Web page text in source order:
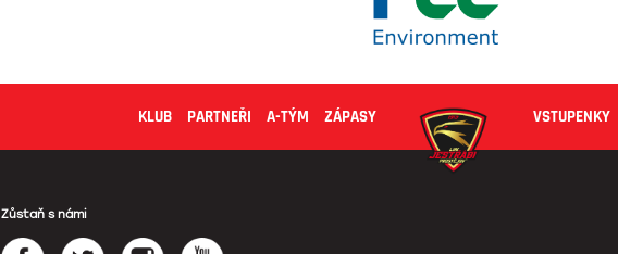
KLUB PARTNEŘI A-TÝM ZÁPASY VSTUPENKY
Zůstaň s námi